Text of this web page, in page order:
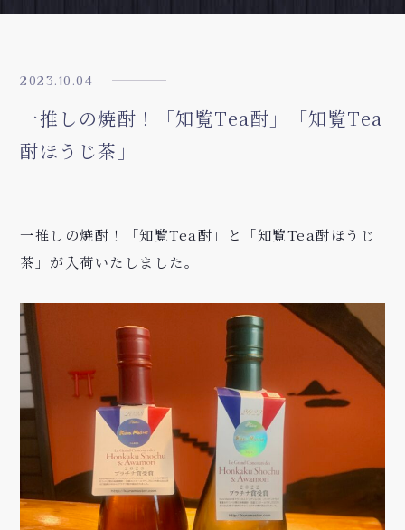
2023.10.04
一推しの焼酎！「知覧Tea酎」「知覧Tea
酎ほうじ茶」
一推しの焼酎！「知覧Tea酎」と「知覧Tea酎ほうじ
茶」が入荷いたしました。